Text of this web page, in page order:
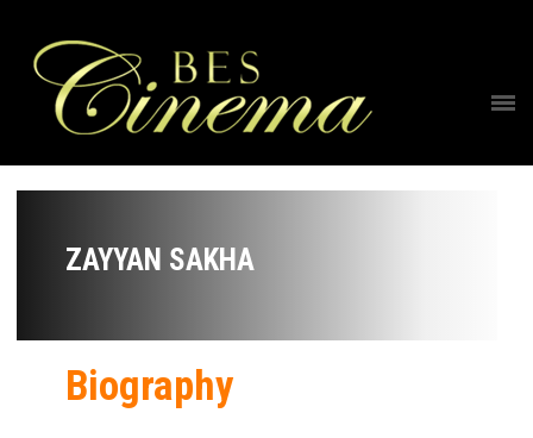
ZAYYAN SAKHA
Biography